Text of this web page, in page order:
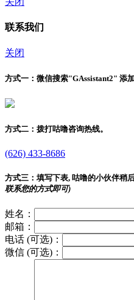
联系我们
关闭
方式一： 微信搜索"GAssistant2" 添
方式二： 拨打咕噜咨询热线。
(626) 433-8686
方式三： 填写下表, 咕噜的小伙伴稍
联系您的方式即可)
姓名：
邮箱：
电话 (可选)：
微信 (可选)：